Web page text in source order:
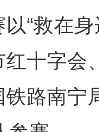
救在身
红十字会
路南宁